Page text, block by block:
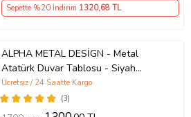
Sepette %20 İndirim 1320,68 TL
ALPHA METAL DESİGN - Metal
Atatürk Duvar Tablosu - Siyah
Atatürk Portresi - Atatürk Kocatepe
İmza - Ev Ofis Aksesuar AMD4000
(3)
Ücretsiz / 24 Saatte Kargo